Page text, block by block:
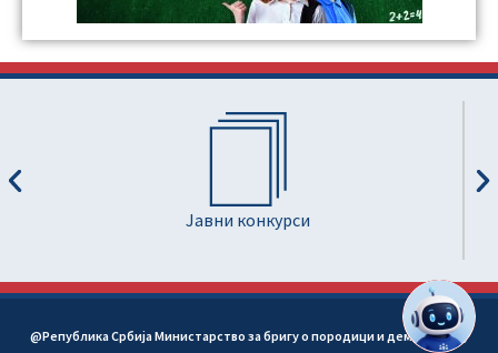
Јавни конкурси
@Република Србија Министарство за бригу о породици и демографију